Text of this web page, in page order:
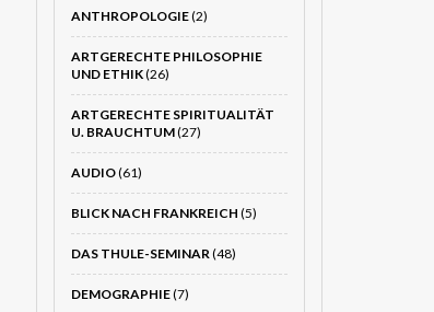
ANTHROPOLOGIE(2)
ARTGERECHTE PHILOSOPHIE
UND ETHIK(26)
ARTGERECHTE SPIRITUALITÄT
U. BRAUCHTUM(27)
AUDIO(61)
BLICK NACH FRANKREICH (5)
DAS THULE-SEMINAR(48)
DEMOGRAPHIE(7)